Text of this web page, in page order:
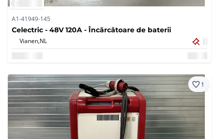
A1-41949-145
Celectric - 48V 120A - Încărcătoare de baterii
Vianen,NL
1